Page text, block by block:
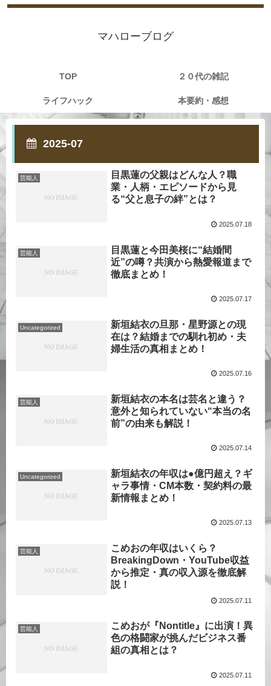
マハローブログ
TOP ２０代の雑記
ライフハック 本要約・感想
2025-07
芸能人
目黒蓮の父親はどんな人？職
業・人柄・エピソードから見
る“父と息子の絆”とは？
2025.07.18
芸能人
目黒蓮と今田美桜に“結婚間
近”の噂？共演から熱愛報道まで
徹底まとめ！
2025.07.17
Uncategorized
新垣結衣の旦那・星野源との現
在は？結婚までの馴れ初め・夫
婦生活の真相まとめ！
2025.07.16
芸能人
新垣結衣の本名は芸名と違う？
意外と知られていない“本当の名
前”の由来も解説！
2025.07.14
Uncategorized
新垣結衣の年収は●億円超え？ギ
ャラ事情・CM本数・契約料の最
新情報まとめ！
2025.07.13
芸能人
こめおの年収はいくら？
BreakingDown・YouTube収益
から推定・真の収入源を徹底解
説！
2025.07.11
芸能人
こめおが『Nontitle』に出演！異
色の格闘家が挑んだビジネス番
組の真相とは？
2025.07.11